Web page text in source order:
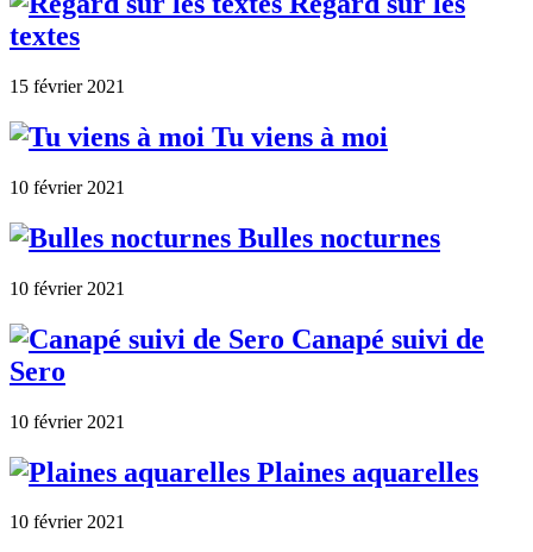
textes
15 février 2021
Tu viens à moi
10 février 2021
Bulles nocturnes
10 février 2021
Canapé suivi de
Sero
10 février 2021
Plaines aquarelles
10 février 2021